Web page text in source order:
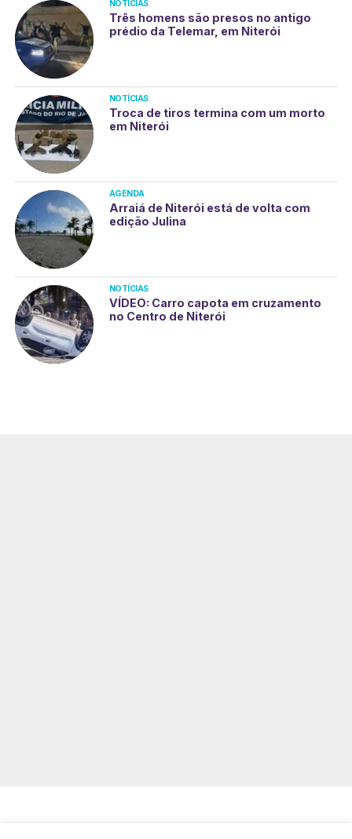
NOTÍCIAS
Três homens são presos no antigo
prédio da Telemar, em Niterói
NOTÍCIAS
Troca de tiros termina com um morto
em Niterói
AGENDA
Arraiá de Niterói está de volta com
edição Julina
NOTÍCIAS
VÍDEO: Carro capota em cruzamento
no Centro de Niterói